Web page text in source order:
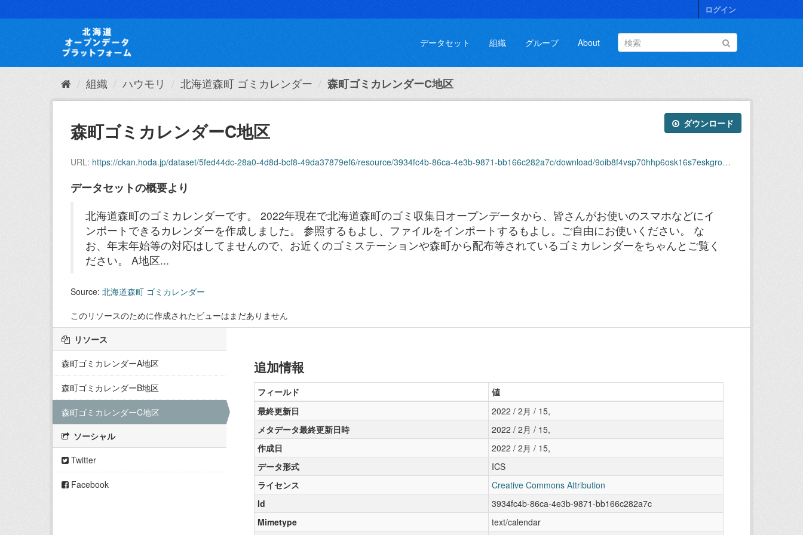
キ
て
ログイン
データセット 組織 グループ About
組織 ハウモリ 北海道森町 ゴミカレンダー 森町ゴミカレンダーC地区
ダウンロード
森町ゴミカレンダーC地区
URL: https://ckan.hoda.jp/dataset/5fed44dc-28a0-4d8d-bcf8-49da37879ef6/resource/3934fc4b-86ca-4e3b-9871-bb166c282a7c/download/9oib8f4vsp70hhp6osk16s7eskgroup.calendar.google.com.ics
データセットの概要より
北海道森町のゴミカレンダーです。 2022年現在で北海道森町のゴミ収集日オープンデータから、皆さんがお使いのスマホなどにイ
ンポートできるカレンダーを作成しました。 参照するもよし、ファイルをインポートするもよし。ご自由にお使いください。 な
お、年末年始等の対応はしてませんので、お近くのゴミステーションや森町から配布等されているゴミカレンダーをちゃんとご覧く
ださい。 A地区...
Source: 北海道森町 ゴミカレンダー
このリソースのために作成されたビューはまだありません
リソース
森町ゴミカレンダーA地区
森町ゴミカレンダーB地区
森町ゴミカレンダーC地区
ソーシャル
Twitter
Facebook
追加情報
フィールド
値
最終更新日
2022 / 2月 / 15,
メタデータ最終更新日時
2022 / 2月 / 15,
作成日
2022 / 2月 / 15,
データ形式
ICS
ライセンス
Creative Commons Attribution
Id
3934fc4b-86ca-4e3b-9871-bb166c282a7c
Mimetype
text/calendar